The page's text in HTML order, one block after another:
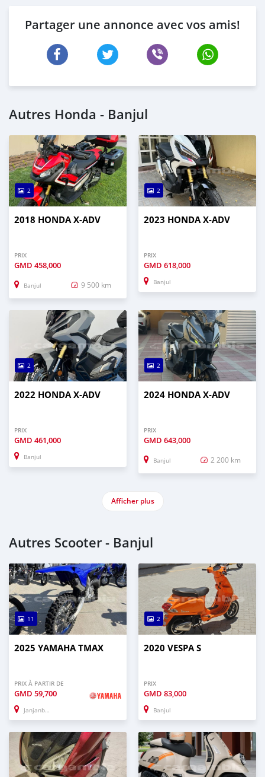
Partager une annonce avec vos amis!
Autres Honda - Banjul
2
2018 HONDA X-ADV
PRIX
GMD 458,000
Banjul 9 500 km
2
2023 HONDA X-ADV
PRIX
GMD 618,000
Banjul
2
2022 HONDA X-ADV
PRIX
GMD 461,000
Banjul
2
2024 HONDA X-ADV
PRIX
GMD 643,000
Banjul 2 200 km
Afficher plus
Autres Scooter - Banjul
11
2025 YAMAHA TMAX
PRIX À PARTIR DE
GMD 59,700
Janjanbureh
2
2020 VESPA S
PRIX
GMD 83,000
Banjul